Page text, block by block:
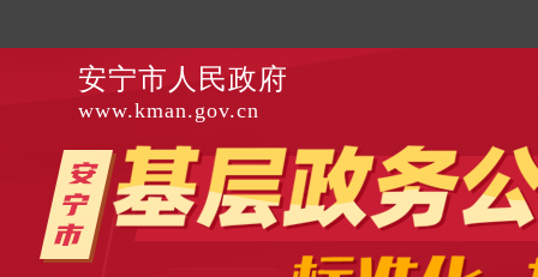
安宁市人民政府
www.kman.gov.cn